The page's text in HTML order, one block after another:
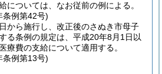
については、なお従前の例による。
条例第42号)
から施行し、改正後のさぬき市母子
る条例の規定は、平成20年8月1日以
療費の支給について適用する。
条例第13号)